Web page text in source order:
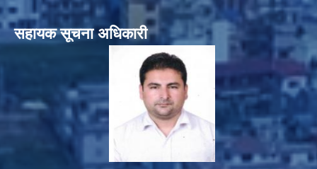
सहायक सूचना अधिकारी